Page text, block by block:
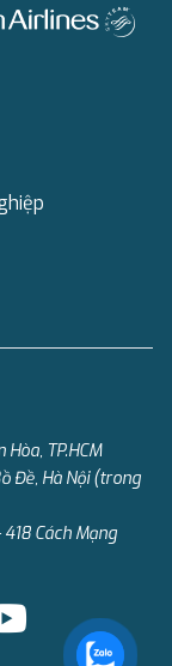
Hòa, TP.HCM
Đề, Hà Nội (trong
Cách Mạng